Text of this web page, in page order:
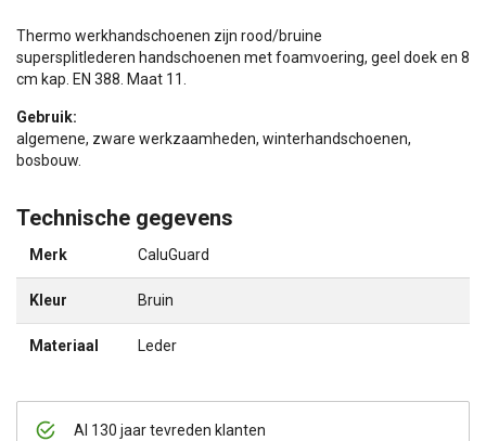
Al 130 jaar tevreden klanten
Thermo werkhandschoenen zijn rood/bruine
supersplitlederen handschoenen met foamvoering, geel doek en 8
cm kap. EN 388. Maat 11.
Gebruik:
algemene, zware werkzaamheden, winterhandschoenen,
bosbouw.
Technische gegevens
Merk CaluGuard
Kleur Bruin
Materiaal Leder